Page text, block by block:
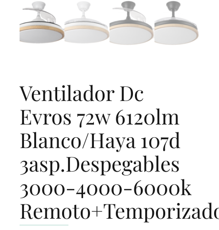
Ventilador Dc
Evros 72w 6120lm
Blanco/Haya 107d
3asp.Despegables
3000-4000-6000k